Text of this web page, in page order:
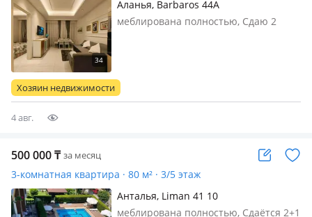
Аланья, Barbaros 44A
меблирована полностью, Сдаю 2
с собственным пляжем и
инфраструктурой пятизвездочного
Хозяин недвижимости
4 авг.
500 000₸ за месяц
3-комнатная квартира · 80 м² · 3/5 этаж
Анталья, Liman 41 10
меблирована полностью, Сдаётся 2+1